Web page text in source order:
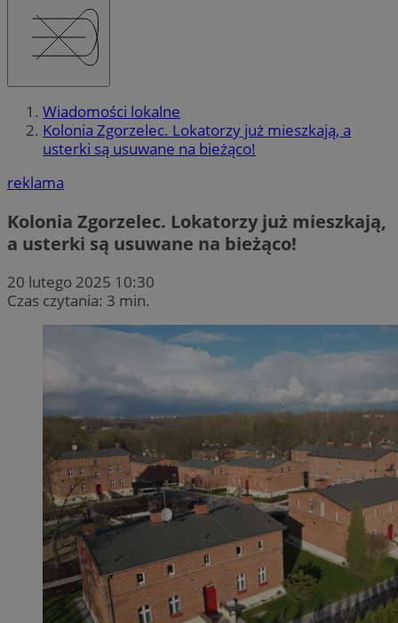
Wiadomości lokalne
Kolonia Zgorzelec. Lokatorzy już mieszkają, a
usterki są usuwane na bieżąco!
reklama
Kolonia Zgorzelec. Lokatorzy już mieszkają,
a usterki są usuwane na bieżąco!
20 lutego 2025 10:30
Czas czytania: 3 min.